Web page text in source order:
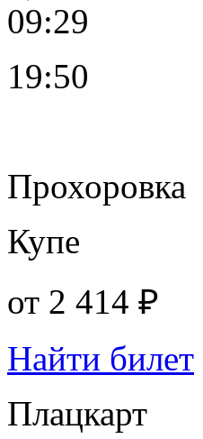
09:29
19:50
Прохоровка
Купе
от 2 414 ₽
Найти билет
Плацкарт